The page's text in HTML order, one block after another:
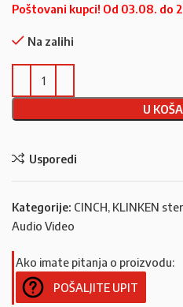
Poštovani kupci! Od 03.08. do
Na zalihi
U
Usporedi
Kategorije: CINCH, KLINKEN
Audio Video
Ako imate pitanja o proizvodu:
POŠALJITE UPIT